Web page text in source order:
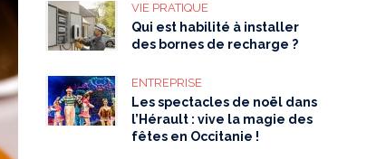
VIE PRATIQUE
Qui est habilité à installer
des bornes de recharge ?
ENTREPRISE
Les spectacles de noël dans
l’Hérault : vive la magie des
fêtes en Occitanie !